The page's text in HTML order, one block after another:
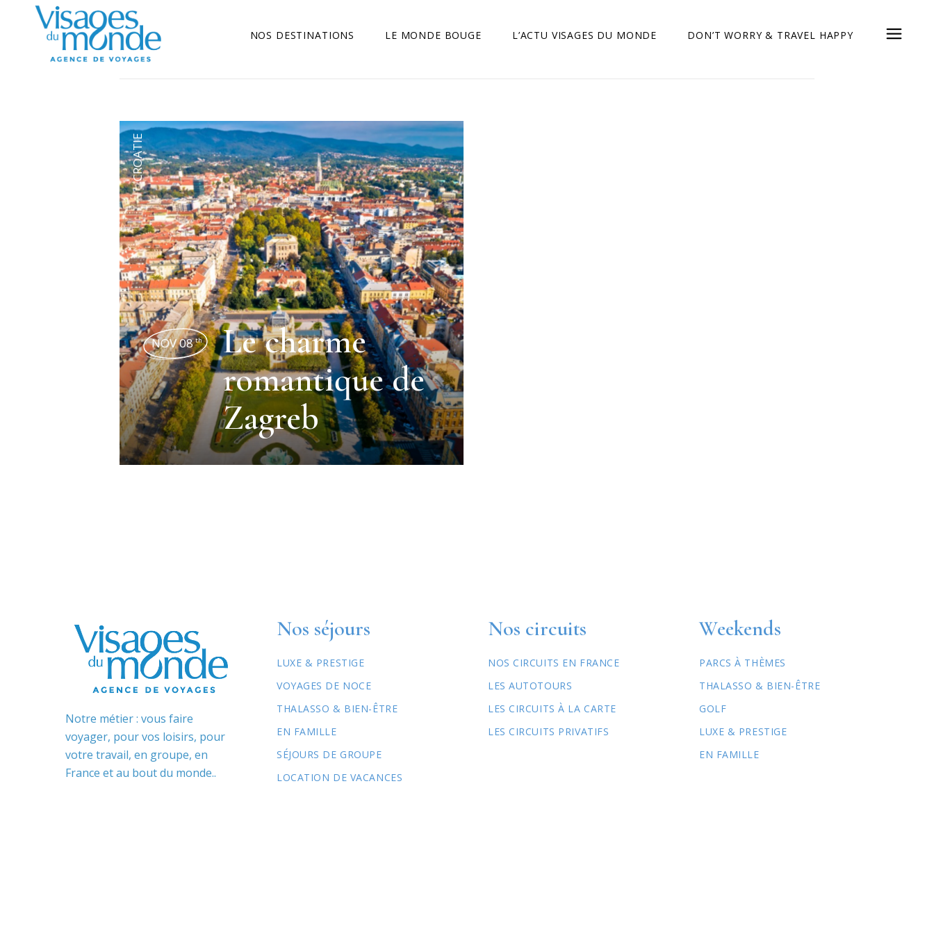
NOS DESTINATIONS LE MONDE BOUGE L’ACTU VISAGES DU MONDE DON’T WORRY & TRAVEL HAPPY
CROATIE
NOV 08 th
Le charme
romantique de
Zagreb
Notre métier : vous faire
voyager, pour vos loisirs, pour
votre travail, en groupe, en
France et au bout du monde..
Nos séjours
LUXE & PRESTIGE
VOYAGES DE NOCE
THALASSO & BIEN-ÊTRE
EN FAMILLE
SÉJOURS DE GROUPE
LOCATION DE VACANCES
Nos circuits
NOS CIRCUITS EN FRANCE
LES AUTOTOURS
LES CIRCUITS À LA CARTE
LES CIRCUITS PRIVATIFS
Weekends
PARCS À THÈMES
THALASSO & BIEN-ÊTRE
GOLF
LUXE & PRESTIGE
EN FAMILLE